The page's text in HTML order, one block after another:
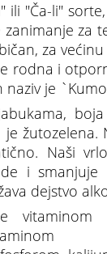
ili "Ča-li"
zanimanje
za
rodna i
naziv je
je
Naši
i
dejstvo
vitaminom